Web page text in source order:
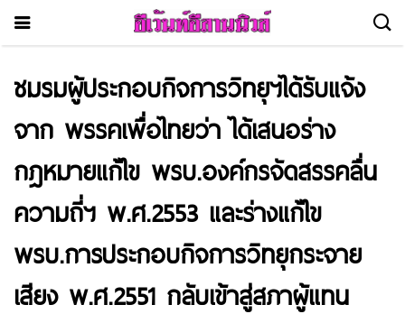
ชมรมผู้ประกอบกิจการวิทยุฯได้รับแจ้ง
จาก พรรคเพื่อไทยว่า ได้เสนอร่าง
กฎหมายแก้ไข พรบ.องค์กรจัดสรรคลื่น
ความถี่ฯ พ.ศ.2553 และร่างแก้ไข
พรบ.การประกอบกิจการวิทยุกระจาย
เสียง พ.ศ.2551 กลับเข้าสู่สภาผู้แทน